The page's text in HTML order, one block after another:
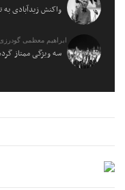
واکنش زیدآبادی
ابراهیم معظمی
سه ویژگی ممتاز